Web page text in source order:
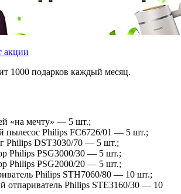
акции
1000 подарков каждый месяц.
«на мечту» — 5 шт.;
пылесос Philips FC6726/01 — 5 шт.;
Philips DST3030/70 — 5 шт.;
Philips PSG3000/30 — 5 шт.;
Philips PSG2000/20 — 5 шт.;
Philips STH7060/80 — 10 шт.;
отпариватель Philips STE3160/30 — 10